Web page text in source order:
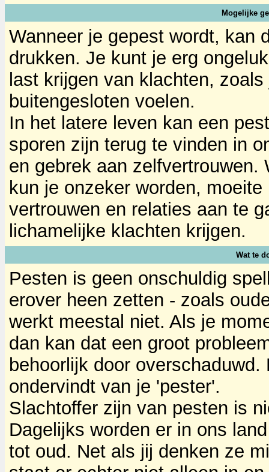
Mogelijke
Wanneer je gepest wordt, kan
drukken. Je kunt je erg
last krijgen van klachten,
buitengesloten voelen.
In het latere leven kan een
sporen zijn terug te vinden in
en gebrek aan zelfvertrouwen.
kun je onzeker worden,
vertrouwen en relaties aan te
lichamelijke klachten krijgen.
Wat te
Pesten is geen onschuldig
erover heen zetten - zoals
werkt meestal niet. Als je
dan kan dat een groot
behoorlijk door
ondervindt van je 'pester'.
Slachtoffer zijn van pesten is
Dagelijks worden er in ons
tot oud. Net als jij denken ze